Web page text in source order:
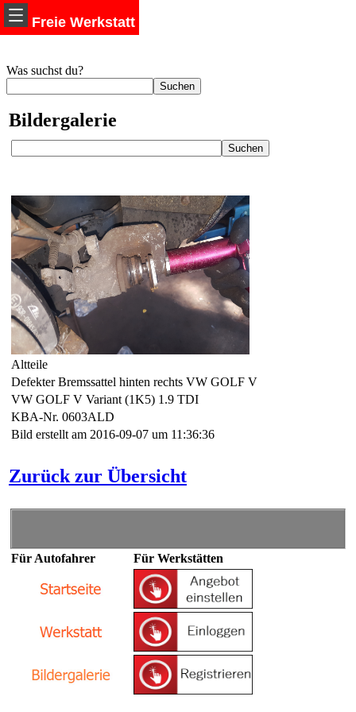
Freie Werkstatt
Was suchst du?
Bildergalerie
Altteile
Defekter Bremssattel hinten rechts VW GOLF V
VW GOLF V Variant (1K5) 1.9 TDI
KBA-Nr. 0603ALD
Bild erstellt am 2016-09-07 um 11:36:36
Zurück zur Übersicht
Für Autofahrer Für Werkstätten